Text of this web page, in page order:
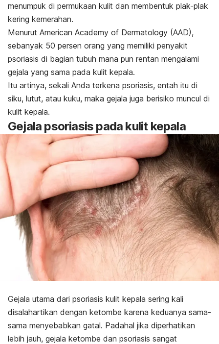
menumpuk di permukaan kulit dan membentuk plak-plak
kering kemerahan.
Menurut American Academy of Dermatology (AAD),
sebanyak 50 persen orang yang memiliki penyakit
psoriasis di bagian tubuh mana pun rentan mengalami
gejala yang sama pada kulit kepala.
Itu artinya, sekali Anda terkena psoriasis, entah itu di
siku, lutut, atau kuku, maka gejala juga berisiko muncul di
kulit kepala.
Gejala psoriasis pada kulit kepala
Gejala utama dari psoriasis kulit kepala sering kali
disalahartikan dengan ketombe karena keduanya sama-
sama menyebabkan gatal. Padahal jika diperhatikan
lebih jauh, gejala ketombe dan psoriasis sangat